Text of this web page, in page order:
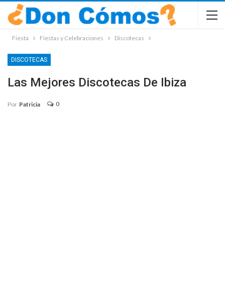
Fiesta Fiestas y Celebraciones Discotecas
DISCOTECAS
Las Mejores Discotecas De Ibiza
Por Patricia 0